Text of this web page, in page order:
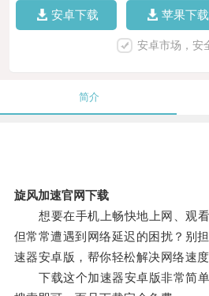
安卓下载 苹果下载
安卓市场，安
简介
旋风加速官网下载
想要在手机上畅快地上网、观看
但常常遭遇到网络延迟的困扰？别
速器安卓版，帮你轻松解决网络速度
下载这个加速器安卓版非常简单